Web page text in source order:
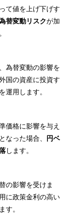
て値を上げ下げす
替変動リスクが加
為替変動の影響を
国の資産に投資す
運用します。
価格に影響を与え
となった場合、
円ベ
します。
の影響を受けま
に政策金利の高い
す。